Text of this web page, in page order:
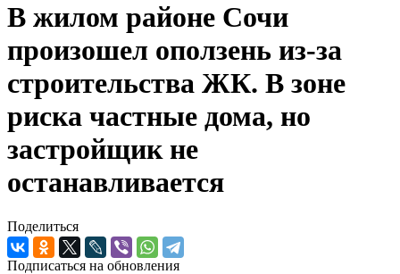
В жилом районе Сочи
произошел оползень из-за
строительства ЖК. В зоне
риска частные дома, но
застройщик не
останавливается
Поделиться
Подписаться на обновления